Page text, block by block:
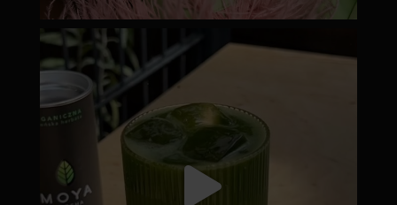
moyamatcha.hu
Júl 18